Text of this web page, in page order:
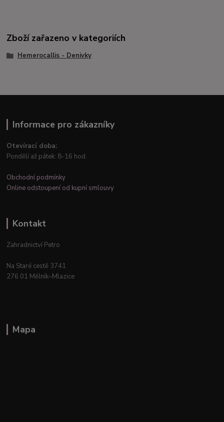
Zboží zařazeno v kategoriích
Hemerocallis - Denivky
Informace pro zákazníky
Otevírací doba:
Pondělí až pátek: 8-16 hod.
Obchodní podmínky
Online odstoupení od kupní smlouvy
Kontakt
Zahradnictví Petro
Na Staré cestě 3741
276 01 Mělník–Mlazice
Mapa